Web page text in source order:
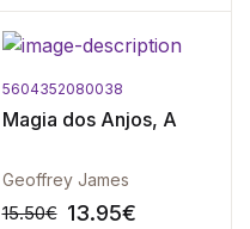
5604352080038
Magia dos Anjos, A
Geoffrey James
15.50€ 13.95€